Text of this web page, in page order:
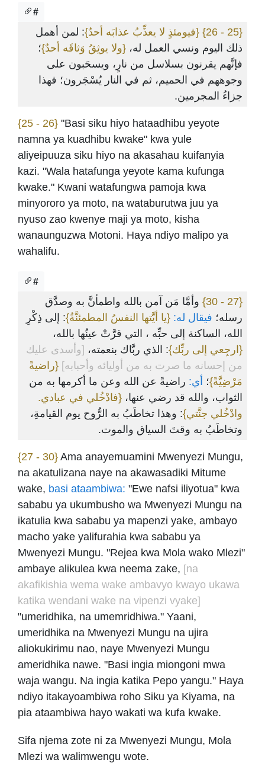
#
{25 - 26} {فيومئذٍ لا يعذِّبُ عذابَه أحدٌ}: لمن أهمل
ذلك اليوم ونسي العمل له، {ولا يوثِقُ وَثاقَه أحدٌ}؛
فإنَّهم يقرنون بسلاسل من نارٍ، ويسحَبون على
وجوههم في الحميم، ثم في النار يُسْجَرون؛ فهذا
جزاءُ المجرمين.
{25 - 26} "Basi siku hiyo hataadhibu yeyote
namna ya kuadhibu kwake" kwa yule
aliyeipuuza siku hiyo na akasahau kuifanyia
kazi. "Wala hatafunga yeyote kama kufunga
kwake." Kwani watafungwa pamoja kwa
minyororo ya moto, na wataburutwa juu ya
nyuso zao kwenye maji ya moto, kisha
wanaunguzwa Motoni. Haya ndiyo malipo ya
wahalifu.
#
{27 - 30}
وأمَّا مَن آمن بالله واطمأنَّ به وصدَّق
رسله؛ فيقال له: {يا أيَّتها النفسُ المطمئنَّةُ}: إلى ذِكْرِ
الله، الساكنة إلى حبِّه ، التي قرَّتْ عينُها بالله،
{ارجِعي إلى ربِّك}: الذي ربَّاك بنعمته، [وأسدى عليك
من إحسانه ما صرت به من أوليائه وأحبابه] {راضيةً
مَرْضِيَّةً}؛ أي: راضيةً عن الله وعن ما أكرمها به من
الثواب، والله قد رضي عنها، {فادْخُلي في عبادي.
وادْخُلي جنَّتي}: وهذا تخاطَبُ به الرُّوح يوم القيامةِ،
وتخاطَبُ به وقتَ السياق والموت.
{27 - 30} Ama anayemuamini Mwenyezi Mungu,
na akatulizana naye na akawasadiki Mitume
wake, basi ataambiwa: "Ewe nafsi iliyotua" kwa
sababu ya ukumbusho wa Mwenyezi Mungu na
ikatulia kwa sababu ya mapenzi yake, ambayo
macho yake yalifurahia kwa sababu ya
Mwenyezi Mungu. "Rejea kwa Mola wako Mlezi"
ambaye alikulea kwa neema zake, [na
akafikishia wema wake ambavyo kwayo ukawa
katika wendani wake na vipenzi vyake]
"umeridhika, na umemridhiwa." Yaani,
umeridhika na Mwenyezi Mungu na ujira
aliokukirimu nao, naye Mwenyezi Mungu
ameridhika nawe. "Basi ingia miongoni mwa
waja wangu. Na ingia katika Pepo yangu." Haya
ndiyo itakayoambiwa roho Siku ya Kiyama, na
pia ataambiwa hayo wakati wa kufa kwake.
Sifa njema zote ni za Mwenyezi Mungu, Mola
Mlezi wa walimwengu wote.